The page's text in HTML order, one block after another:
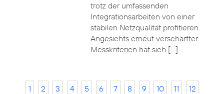
trotz der umfassenden
Integrationsarbeiten von einer
stabilen Netzqualität profitieren.
Angesichts erneut verschärfter
Messkriterien hat sich […]
1 2 3 4 5 6 7 8 9 10 11
12